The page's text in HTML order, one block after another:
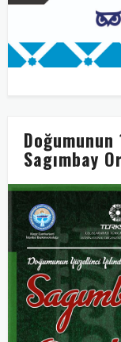
Doğumunun
Sagımbay